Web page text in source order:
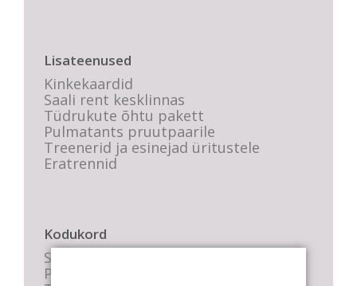
Lisateenused
Kinkekaardid
Saali rent kesklinnas
Tüdrukute õhtu pakett
Pulmatants pruutpaarile
Treenerid ja esinejad üritustele
Eratrennid
Kodukord
Stuudio sisekord
Privaatsustingimused